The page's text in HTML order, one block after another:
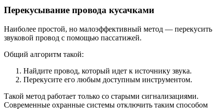
Перекусывание провода кусачками
Наиболее простой, но малоэффективный метод — перекусить
звуковой провод с помощью пассатижей.
Общий алгоритм такой:
Найдите провод, который идет к источнику звука.
Перекусите его любым доступным инструментом.
Такой метод работает только со старыми сигнализациями.
Современные охранные системы отключить таким способом